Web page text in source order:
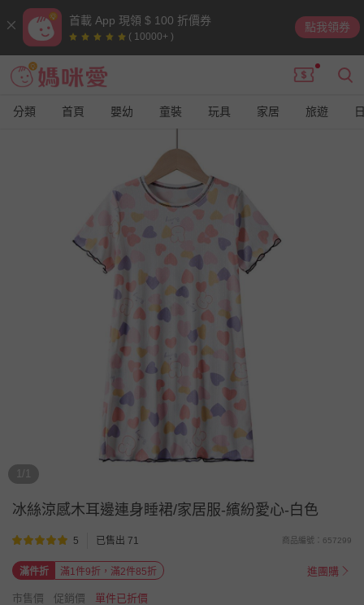
首載 App 現領 $ 100 折價券
( 10000+ )
點我領券
分類 首頁 嬰幼 童裝 玩具 家居 旅遊
1/1
冰絲涼感木耳邊連身睡裙/家居服-繽紛愛心-白色
5 已售出 71 商品編號：657299
滿件折 滿1件9折，滿2件85折 進團購
市售價 促銷價 單件已折價